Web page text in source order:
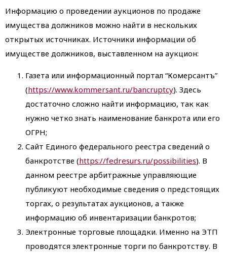
Информацию о проведении аукционов по продаже
имущества должников можно найти в нескольких
открытых источниках. Источники информации об
имуществе должников, выставленном на аукцион:
Газета или информационный портал “Комерсантъ”
(https://www.kommersant.ru/bancruptcy). Здесь
достаточно сложно найти информацию, так как
нужно четко знать наименование банкрота или его
ОГРН;
Сайт Единого федерального реестра сведений о
банкротстве (https://fedresurs.ru/possibilities). В
данном реестре арбитражные управляющие
публикуют необходимые сведения о предстоящих
торгах, о результатах аукционов, а также
информацию об инвентаризации банкротов;
Электронные торговые площадки. Именно на ЭТП
проводятся электронные торги по банкротству. В